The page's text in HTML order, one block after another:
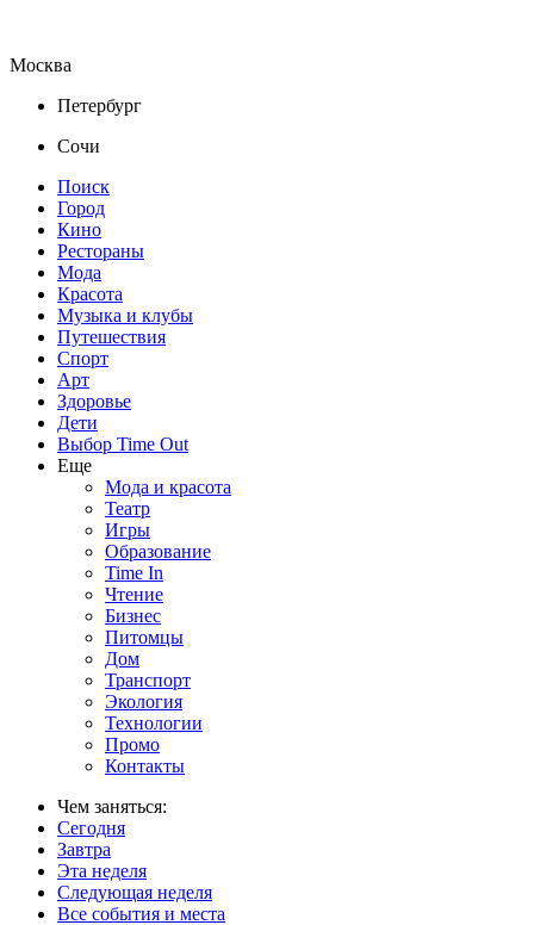
Москва
Петербург
Сочи
Поиск
Город
Кино
Рестораны
Мода
Красота
Музыка и клубы
Путешествия
Спорт
Арт
Здоровье
Дети
Выбор Time Out
Еще
Мода и красота
Театр
Игры
Образование
Time In
Чтение
Бизнес
Питомцы
Дом
Транспорт
Экология
Технологии
Промо
Контакты
Чем заняться:
Сегодня
Завтра
Эта неделя
Следующая неделя
Все события и места